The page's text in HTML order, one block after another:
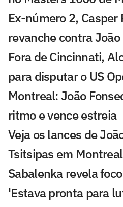
Ex-número 2, Casper
revanche contra João
Fora de Cincinnati,
para disputar o US
Montreal: João
ritmo e vence estreia
Veja os lances de
Tsitsipas em Montreal
Sabalenka revela
'Estava pronta para